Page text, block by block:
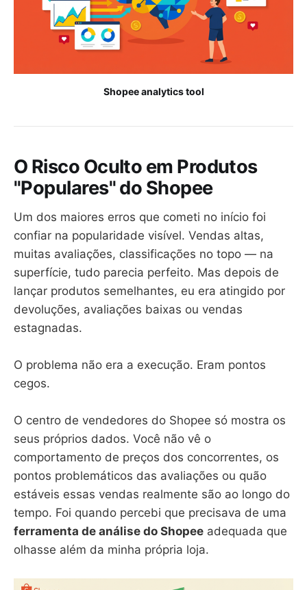
Shopee analytics tool
O Risco Oculto em Produtos
"Populares" do Shopee
Um dos maiores erros que cometi no início foi
confiar na popularidade visível. Vendas altas,
muitas avaliações, classificações no topo — na
superfície, tudo parecia perfeito. Mas depois de
lançar produtos semelhantes, eu era atingido por
devoluções, avaliações baixas ou vendas
estagnadas.
O problema não era a execução. Eram pontos
cegos.
O centro de vendedores do Shopee só mostra os
seus próprios dados. Você não vê o
comportamento de preços dos concorrentes, os
pontos problemáticos das avaliações ou quão
estáveis essas vendas realmente são ao longo do
tempo. Foi quando percebi que precisava de uma
ferramenta de análise do Shopee adequada que
olhasse além da minha própria loja.